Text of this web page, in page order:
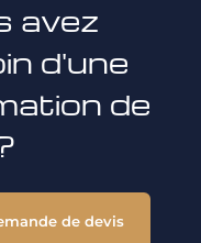
avez
d'une
de
de devis